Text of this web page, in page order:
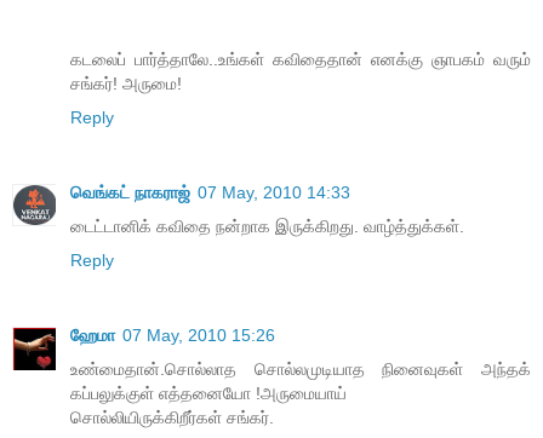
கடலைப் பார்த்தாலே..உங்கள் கவிதைதான் எனக்கு ஞாபகம் வரும்
சங்கர்! அருமை!
Reply
வெங்கட் நாகராஜ் 07 May, 2010 14:33
டைட்டானிக் கவிதை நன்றாக இருக்கிறது. வாழ்த்துக்கள்.
Reply
ஹேமா 07 May, 2010 15:26
உண்மைதான்.சொல்லாத சொல்லமுடியாத நினைவுகள் அந்தக்
கப்பலுக்குள் எத்தனையோ !அருமையாய்
சொல்லியிருக்கிறீர்கள் சங்கர்.